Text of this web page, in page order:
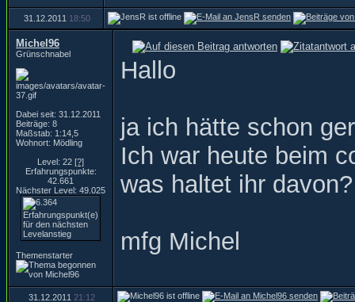
31.12.2011 18:50
Michel96
Grünschnabel
Dabei seit: 31.12.2011
Beiträge: 8
Maßstab: 1:14,5
Wohnort: Mödling
Level: 22 [?]
Erfahrungspunkte:
42.661
Nächster Level: 49.025
Themenstarter
Hallo
ja ich hätte schon
Ich war heute beim
was haltet ihr davon?
mfg Michel
31.12.2011 21:12